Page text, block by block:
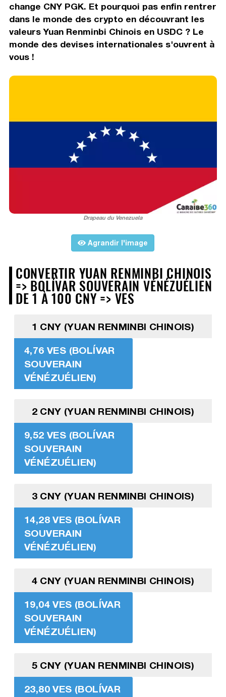
change CNY PGK. Et pourquoi pas enfin rentrer
dans le monde des crypto en découvrant les
valeurs Yuan Renminbi Chinois en USDC ? Le
monde des devises internationales s'ouvrent à
vous !
Drapeau du Venezuela
Agrandir l'image
CONVERTIR YUAN RENMINBI CHINOIS
=> BOLÍVAR SOUVERAIN VÉNÉZUÉLIEN
DE 1 À 100 CNY => VES
1 CNY (YUAN RENMINBI CHINOIS)
4,76 VES (BOLÍVAR
SOUVERAIN
VÉNÉZUÉLIEN)
2 CNY (YUAN RENMINBI CHINOIS)
9,52 VES (BOLÍVAR
SOUVERAIN
VÉNÉZUÉLIEN)
3 CNY (YUAN RENMINBI CHINOIS)
14,28 VES (BOLÍVAR
SOUVERAIN
VÉNÉZUÉLIEN)
4 CNY (YUAN RENMINBI CHINOIS)
19,04 VES (BOLÍVAR
SOUVERAIN
VÉNÉZUÉLIEN)
5 CNY (YUAN RENMINBI CHINOIS)
23,80 VES (BOLÍVAR